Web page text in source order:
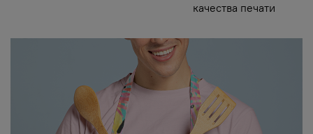
качества печати